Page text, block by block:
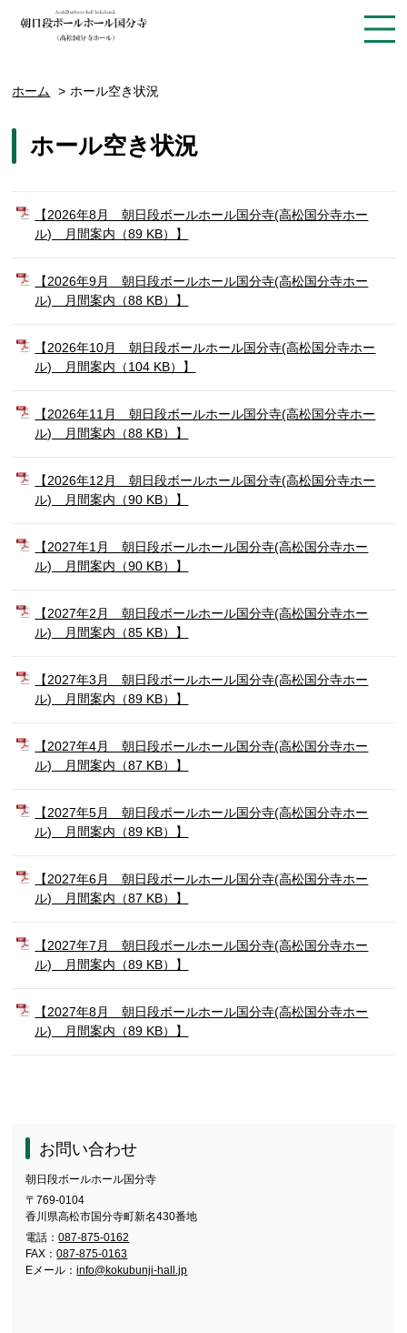
ホーム ホール空き状況
ホール空き状況
【2026年8月 朝日段ボールホール国分寺(高松国分寺ホー
ル) 月間案内（89 KB）】
【2026年9月 朝日段ボールホール国分寺(高松国分寺ホー
ル) 月間案内（88 KB）】
【2026年10月 朝日段ボールホール国分寺(高松国分寺ホー
ル) 月間案内（104 KB）】
【2026年11月 朝日段ボールホール国分寺(高松国分寺ホー
ル) 月間案内（88 KB）】
【2026年12月 朝日段ボールホール国分寺(高松国分寺ホー
ル) 月間案内（90 KB）】
【2027年1月 朝日段ボールホール国分寺(高松国分寺ホー
ル) 月間案内（90 KB）】
【2027年2月 朝日段ボールホール国分寺(高松国分寺ホー
ル) 月間案内（85 KB）】
【2027年3月 朝日段ボールホール国分寺(高松国分寺ホー
ル) 月間案内（89 KB）】
【2027年4月 朝日段ボールホール国分寺(高松国分寺ホー
ル) 月間案内（87 KB）】
【2027年5月 朝日段ボールホール国分寺(高松国分寺ホー
ル) 月間案内（89 KB）】
【2027年6月 朝日段ボールホール国分寺(高松国分寺ホー
ル) 月間案内（87 KB）】
【2027年7月 朝日段ボールホール国分寺(高松国分寺ホー
ル) 月間案内（89 KB）】
【2027年8月 朝日段ボールホール国分寺(高松国分寺ホー
ル) 月間案内（89 KB）】
お問い合わせ
朝日段ボールホール国分寺
〒769-0104
香川県高松市国分寺町新名430番地
電話：087-875-0162
FAX：087-875-0163
Eメール：info@kokubunji-hall.jp